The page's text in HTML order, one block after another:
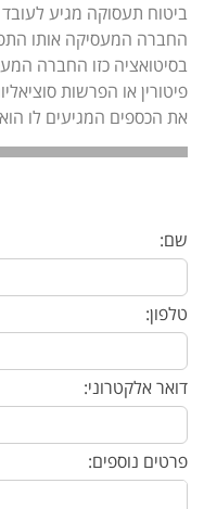
ביטוח תעסוקה מגיע
החברה המעסיקה אותו
בסיטואציה כזו החברה
פיטורין או הפרשות
את הכספים המגיעים לו
שם:
טלפון:
דואר אלקטרוני:
פרטים נוספים: